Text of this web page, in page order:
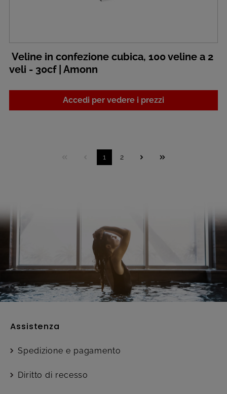
Veline in confezione cubica, 100 veline a 2
veli - 30cf | Amonn
Accedi per vedere i prezzi
1 2
Assistenza
Spedizione e pagamento
Diritto di recesso